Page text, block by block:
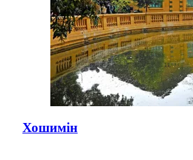
Хошимін